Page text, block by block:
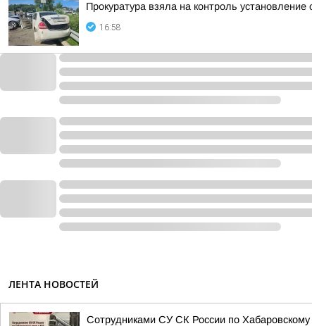
Прокуратура взяла на контроль
16:58
ЛЕНТА НОВОСТЕЙ
Сотрудниками СУ СК России по Хабаровскому